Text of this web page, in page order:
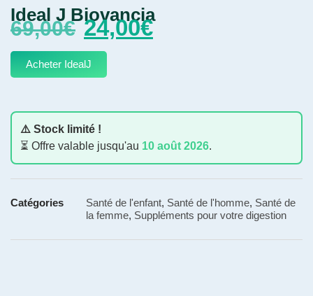
Ideal J Biovancia
69,00€ 24,00€
Acheter IdealJ
⚠️ Stock limité !
⏳ Offre valable jusqu'au 10 août 2026.
Catégories Santé de l'enfant, Santé de l'homme, Santé de
la femme, Suppléments pour votre digestion